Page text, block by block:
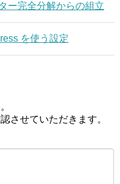
ー完全分解からの組立
を使う設定
させていただきます。